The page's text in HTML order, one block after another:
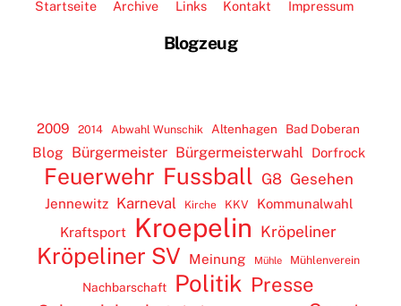
Startseite Archive Links Kontakt Impressum
Blogzeug
2009 2014 Abwahl Wunschik Altenhagen Bad Doberan
Blog Bürgermeister Bürgermeisterwahl Dorfrock
Feuerwehr Fussball G8 Gesehen
Jennewitz Karneval Kirche KKV
Kommunalwahl
Kraftsport
Kroepelin Kröpeliner
Kröpeliner SV Meinung Mühle Mühlenverein
Nachbarschaft Politik Presse